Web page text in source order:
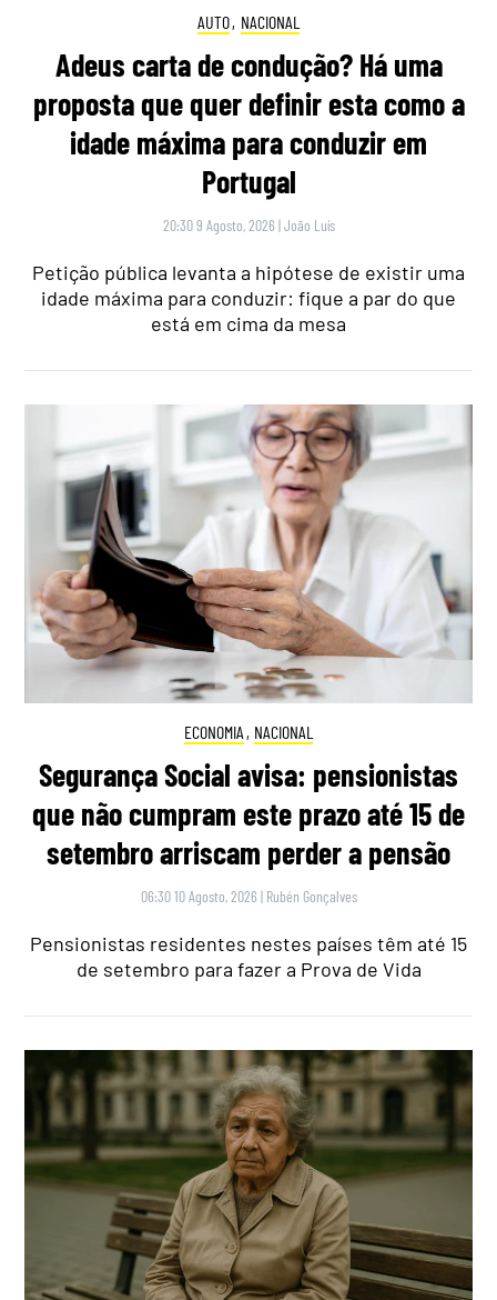
AUTO, NACIONAL
Adeus carta de condução? Há uma
proposta que quer definir esta como a
idade máxima para conduzir em
Portugal
20:30 9 Agosto, 2026 |João Luís
Petição pública levanta a hipótese de existir uma
idade máxima para conduzir: fique a par do que
está em cima da mesa
ECONOMIA , NACIONAL
Segurança Social avisa: pensionistas
que não cumpram este prazo até 15 de
setembro arriscam perder a pensão
06:30 10 Agosto, 2026 | Rubén Gonçalves
Pensionistas residentes nestes países têm até 15
de setembro para fazer a Prova de Vida